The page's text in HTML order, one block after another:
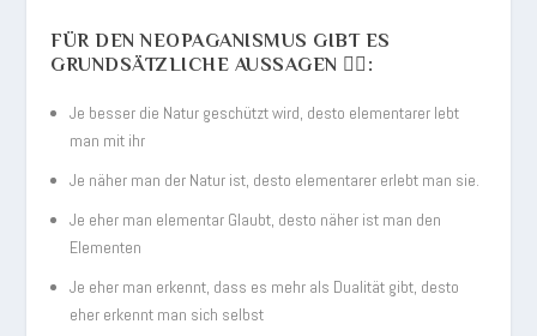
FÜR DEN NEOPAGANISMUS GIBT ES
GRUNDSÄTZLICHE AUSSAGEN 🏳️‍🌈:
Je besser die Natur geschützt wird, desto elementarer lebt
man mit ihr
Je näher man der Natur ist, desto elementarer erlebt man sie.
Je eher man elementar Glaubt, desto näher ist man den
Elementen
Je eher man erkennt, dass es mehr als Dualität gibt, desto
eher erkennt man sich selbst